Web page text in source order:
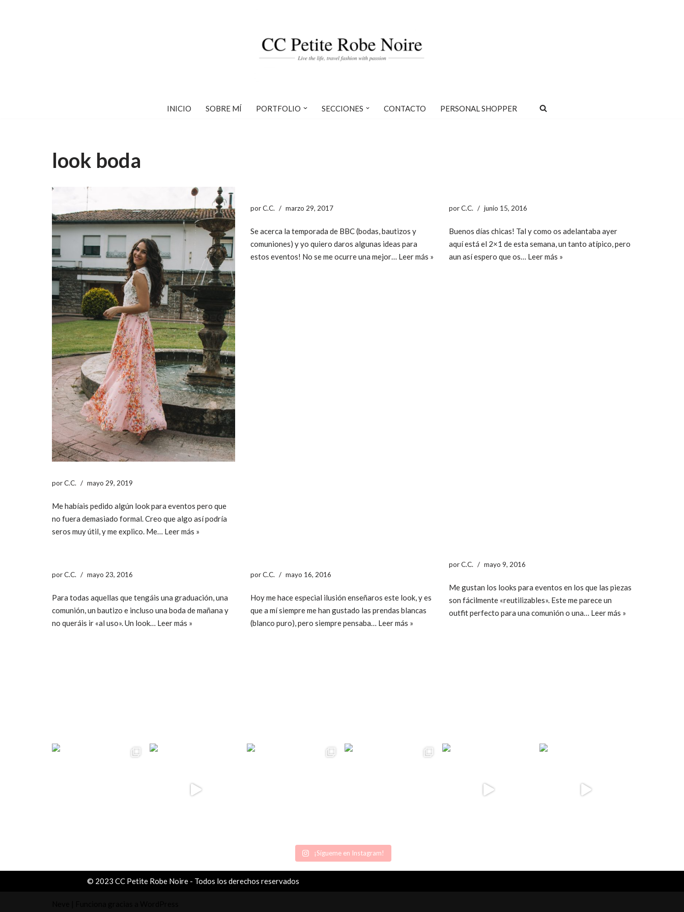
INICIO SOBRE MÍ PORTFOLIO SECCIONES CONTACTO PERSONAL SHOPPER
look boda
porC.C. mayo 29, 2019
Me habíais pedido algún look para eventos pero que
no fuera demasiado formal. Creo que algo así podría
seros muy útil, y me explico. Me… Leer más »
porC.C. marzo 29, 2017
Se acerca la temporada de BBC (bodas, bautizos y
comuniones) y yo quiero daros algunas ideas para
estos eventos! No se me ocurre una mejor… Leer más »
porC.C. junio 15, 2016
Buenos días chicas! Tal y como os adelantaba ayer
aquí está el 2×1 de esta semana, un tanto atípico, pero
aun así espero que os… Leer más »
porC.C. mayo 23, 2016
Para todas aquellas que tengáis una graduación, una
comunión, un bautizo e incluso una boda de mañana y
no queráis ir «al uso». Un look… Leer más »
porC.C. mayo 16, 2016
Hoy me hace especial ilusión enseñaros este look, y es
que a mí siempre me han gustado las prendas blancas
(blanco puro), pero siempre pensaba… Leer más »
porC.C. mayo 9, 2016
Me gustan los looks para eventos en los que las piezas
son fácilmente «reutilizables». Este me parece un
outfit perfecto para una comunión o una… Leer más »
¡Sígueme en Instagram!
© 2023 CC Petite Robe Noire - Todos los derechos reservados